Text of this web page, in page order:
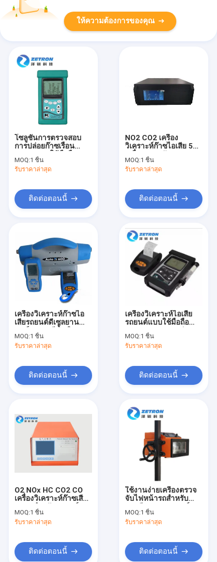
ผลิตภัณฑ์
เกี่ยวกับเรา
ทัวร์โรงงาน
ติดต่อเรา
ขอใบเสนอราคา
ให้ความต้องการของคุณ
โซลูชันการตรวจสอบ
การปล่อยก๊าซเรือน
กระจกแบบใช้มือถือ
MOQ:1 ชิ้น
รับราคาล่าสุด
ติดต่อตอนนี้
NO2 CO2 เครื่อง
วิเคราะห์ก๊าซไอเสีย 5N
เครื่องตรวจจับ
ไนโตรเจนออกไซด์
MOQ:1 ชิ้น
รับราคาล่าสุด
ติดต่อตอนนี้
เครื่องวิเคราะห์ก๊าซไอ
เสียรถยนต์ดีเซลยาน
ยนต์ 220V สีน้ำเงิน
MOQ:1 ชิ้น
รับราคาล่าสุด
ติดต่อตอนนี้
เครื่องวิเคราะห์ไอเสีย
รถยนต์แบบใช้มือถือ
200 ~ 4000 รอบต่อ
นาทีสำหรับการตรวจ
สอบด้านสิ่งแวดล้อม
MOQ:1 ชิ้น
รับราคาล่าสุด
ติดต่อตอนนี้
O2 NOx HC CO2 CO
เครื่องวิเคราะห์ก๊าซเสีย
5 In1 สำหรับรถยนต์
เบนซิน LPG
MOQ:1 ชิ้น
รับราคาล่าสุด
ติดต่อตอนนี้
ใช้งานง่ายเครื่องตรวจ
จับไฟหน้ารถสำหรับ
สถานีทดสอบรถยนต์
MOQ:1 ชิ้น
รับราคาล่าสุด
ติดต่อตอนนี้